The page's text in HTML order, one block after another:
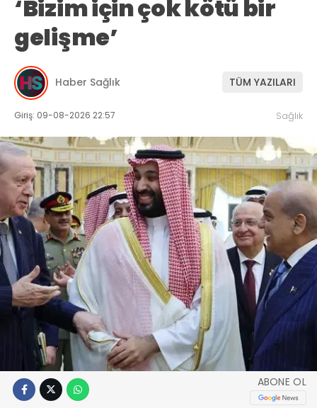
‘Bizim için çok kötü bir
gelişme’
Haber Sağlık TÜM YAZILARI
Giriş: 09-08-2026 22:57 Sağlık
ABONE OL